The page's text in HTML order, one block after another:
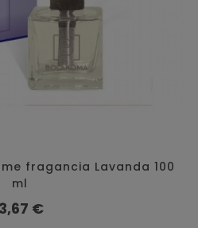
fragancia Lavanda 100
ml
€